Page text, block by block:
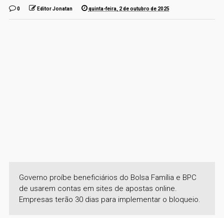
0 Editor Jonatan quinta-feira, 2 de outubro de 2025
Governo proíbe beneficiários do Bolsa Família e BPC
de usarem contas em sites de apostas online.
Empresas terão 30 dias para implementar o bloqueio.